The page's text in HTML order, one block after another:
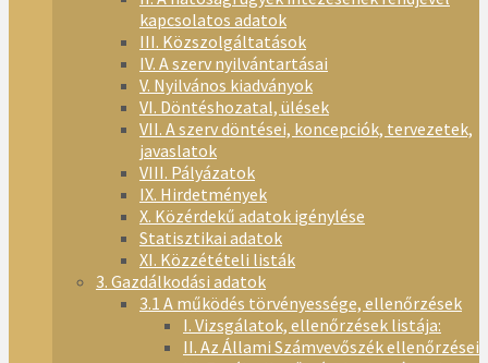
kapcsolatos adatok
III. Közszolgáltatások
IV. A szerv nyilvántartásai
V. Nyilvános kiadványok
VI. Döntéshozatal, ülések
VII. A szerv döntései, koncepciók, tervezetek,
javaslatok
VIII. Pályázatok
IX. Hirdetmények
X. Közérdekű adatok igénylése
Statisztikai adatok
XI. Közzétételi listák
3. Gazdálkodási adatok
3.1 A működés törvényessége, ellenőrzések
I. Vizsgálatok, ellenőrzések listája:
II. Az Állami Számvevőszék ellenőrzései